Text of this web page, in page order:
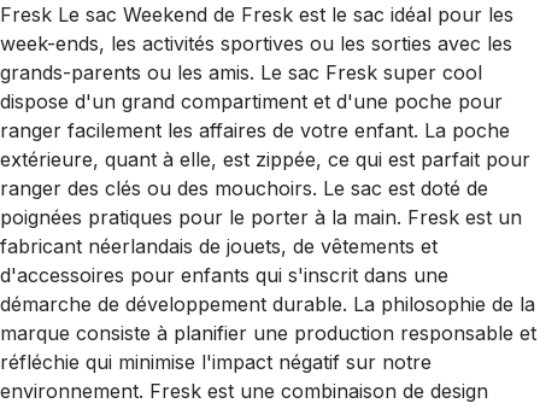
Fresk Le sac Weekend de Fresk est le sac idéal pour les
week-ends, les activités sportives ou les sorties avec les
grands-parents ou les amis. Le sac Fresk super cool
dispose d'un grand compartiment et d'une poche pour
ranger facilement les affaires de votre enfant. La poche
extérieure, quant à elle, est zippée, ce qui est parfait pour
ranger des clés ou des mouchoirs. Le sac est doté de
poignées pratiques pour le porter à la main. Fresk est un
fabricant néerlandais de jouets, de vêtements et
d'accessoires pour enfants qui s'inscrit dans une
démarche de développement durable. La philosophie de la
marque consiste à planifier une production responsable et
réfléchie qui minimise l'impact négatif sur notre
environnement. Fresk est une combinaison de design